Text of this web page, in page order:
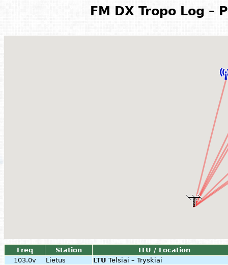
FM DX Tropo Log –
Freq Station
ITU / Location
103.0v
Lietus LTU Telsiai – Tryskiai